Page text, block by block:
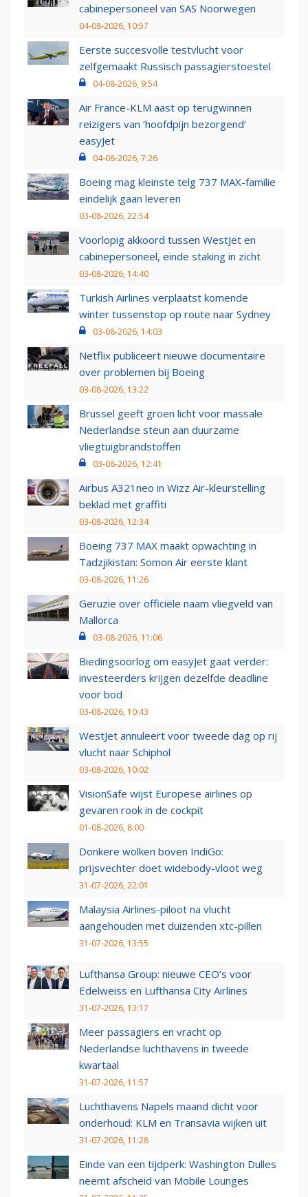
cabinepersoneel van SAS Noorwegen
04-08-2026, 10:57
Eerste succesvolle testvlucht voor
zelfgemaakt Russisch passagierstoestel
04-08-2026, 9:54
Air France-KLM aast op terugwinnen
reizigers van ‘hoofdpijn bezorgend’
easyJet
04-08-2026, 7:26
Boeing mag kleinste telg 737 MAX-familie
eindelijk gaan leveren
03-08-2026, 22:54
Voorlopig akkoord tussen WestJet en
cabinepersoneel, einde staking in zicht
03-08-2026, 14:40
Turkish Airlines verplaatst komende
winter tussenstop op route naar Sydney
03-08-2026, 14:03
Netflix publiceert nieuwe documentaire
over problemen bij Boeing
03-08-2026, 13:22
Brussel geeft groen licht voor massale
Nederlandse steun aan duurzame
vliegtuigbrandstoffen
03-08-2026, 12:41
Airbus A321neo in Wizz Air-kleurstelling
beklad met graffiti
03-08-2026, 12:34
Boeing 737 MAX maakt opwachting in
Tadzjikistan: Somon Air eerste klant
03-08-2026, 11:26
Geruzie over officiële naam vliegveld van
Mallorca
03-08-2026, 11:06
Biedingsoorlog om easyJet gaat verder:
investeerders krijgen dezelfde deadline
voor bod
03-08-2026, 10:43
WestJet annuleert voor tweede dag op rij
vlucht naar Schiphol
03-08-2026, 10:02
VisionSafe wijst Europese airlines op
gevaren rook in de cockpit
01-08-2026, 8:00
Donkere wolken boven IndiGo:
prijsvechter doet widebody-vloot weg
31-07-2026, 22:01
Malaysia Airlines-piloot na vlucht
aangehouden met duizenden xtc-pillen
31-07-2026, 13:55
Lufthansa Group: nieuwe CEO’s voor
Edelweiss en Lufthansa City Airlines
31-07-2026, 13:17
Meer passagiers en vracht op
Nederlandse luchthavens in tweede
kwartaal
31-07-2026, 11:57
Luchthavens Napels maand dicht voor
onderhoud: KLM en Transavia wijken uit
31-07-2026, 11:28
Einde van een tijdperk: Washington Dulles
neemt afscheid van Mobile Lounges